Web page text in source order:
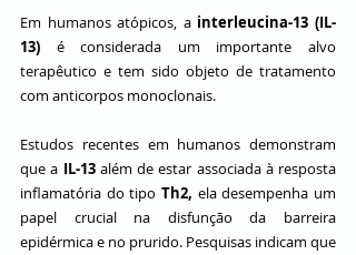
Em humanos atópicos, a interleucina-13 (IL-
13) é considerada um importante alvo
terapêutico e tem sido objeto de tratamento
com anticorpos monoclonais.
Estudos recentes em humanos demonstram
que a IL-13 além de estar associada à resposta
inflamatória do tipo Th2, ela desempenha um
papel crucial na disfunção da barreira
epidérmica e no prurido. Pesquisas indicam que